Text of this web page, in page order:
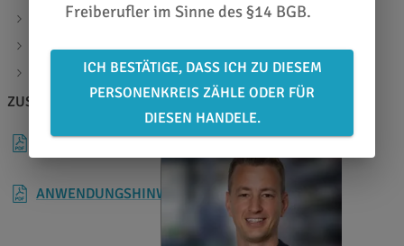
reflektierend/fluoreszierend rot/gelb
TPESC-B 13223
keine Kantenversiegelung notwendig
ZUSATZINFOS
DATENBLATT
ANWENDUNGSHINWEISE
BERATEN LASSEN
Freiberufler im Sinne des §14 BGB.
ICH BESTÄTIGE, DASS ICH ZU DIESEM
PERSONENKREIS ZÄHLE ODER FÜR
DIESEN HANDELE.